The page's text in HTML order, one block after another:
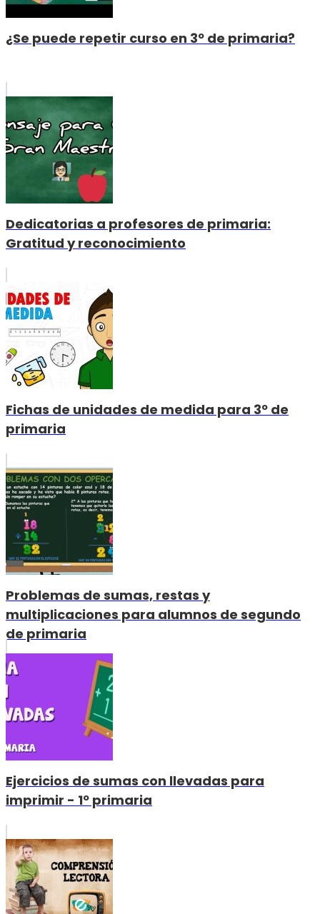
¿Se puede repetir curso en 3º de primaria?
Dedicatorias a profesores de primaria:
Gratitud y reconocimiento
Fichas de unidades de medida para 3º de
primaria
Problemas de sumas, restas y
multiplicaciones para alumnos de segundo
de primaria
Ejercicios de sumas con llevadas para
imprimir - 1º primaria